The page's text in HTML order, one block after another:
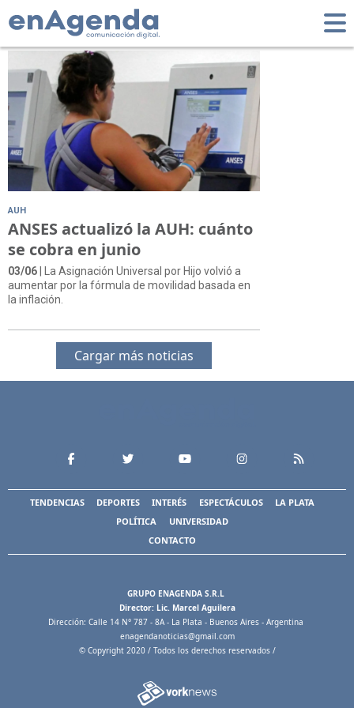
Tag: Libreta
AUH
ANSES actualizó la AUH: cuánto
se cobra en junio
03/06 | La Asignación Universal por Hijo volvió a
aumentar por la fórmula de movilidad basada en
la inflación.
Cargar más noticias
TENDENCIAS DEPORTES INTERÉS ESPECTÁCULOS
LA PLATA
POLÍTICA
UNIVERSIDAD
CONTACTO
GRUPO ENAGENDA S.R.L
Director: Lic. Marcel Aguilera
Dirección: Calle 14 N° 787 - 8A - La Plata - Buenos Aires - Argentina
enagendanoticias@gmail.com
© Copyright 2020 / Todos los derechos reservados /